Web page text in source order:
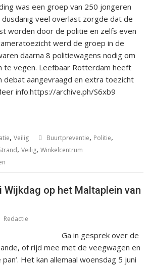
was een groep van 250 jongeren
veel overlast zorgde dat de
worden door de politie en zelfs even
werd de groep in de
daarna 8 politiewagens nodig om
te vegen. Leefbaar Rotterdam heeft
debat aangevraagd en extra toezicht
info:https://archive.ph/S6xb9
,Veilig Buurtpreventie, Politie,
,Veilig,Winkelcentrum
Wijkdag op het Maltaplein van
Redactie
Ga in gesprek over de
of rijd mee met de veegwagen en
Het kan allemaal woensdag 5 juni